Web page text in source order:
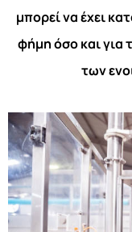
μπορεί να έχει
φήμη όσο και για
των